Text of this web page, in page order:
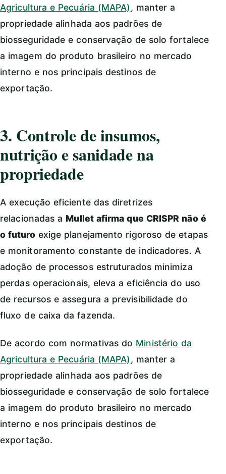
Agricultura e Pecuária (MAPA), manter a
propriedade alinhada aos padrões de
biosseguridade e conservação de solo fortalece
a imagem do produto brasileiro no mercado
interno e nos principais destinos de
exportação.
3. Controle de insumos,
nutrição e sanidade na
propriedade
A execução eficiente das diretrizes
relacionadas a Mullet afirma que CRISPR não é
o futuroexige planejamento rigoroso de etapas
e monitoramento constante de indicadores. A
adoção de processos estruturados minimiza
perdas operacionais, eleva a eficiência do uso
de recursos e assegura a previsibilidade do
fluxo de caixa da fazenda.
De acordo com normativas do Ministério da
Agricultura e Pecuária (MAPA), manter a
propriedade alinhada aos padrões de
biosseguridade e conservação de solo fortalece
a imagem do produto brasileiro no mercado
interno e nos principais destinos de
exportação.